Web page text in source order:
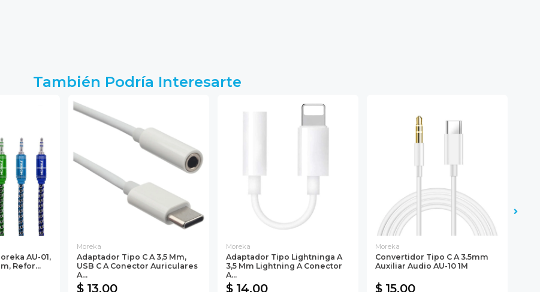
También Podría Interesarte
AU-01,
Refor...
Moreka
Adaptador Tipo C A 3,5 Mm,
USB C A Conector Auriculares
A...
$ 13.00
Moreka
Adaptador Tipo Lightninga A
3,5 Mm Lightning A Conector
A...
$ 14.00
Moreka
Convertidor Tipo C A 3.5mm
Auxiliar Audio AU-10 1M
$ 15.00